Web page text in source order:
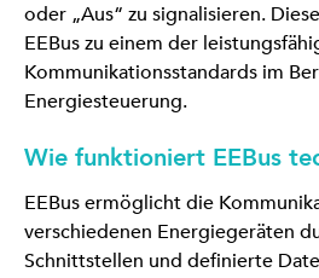
oder „Aus“ zu signalisieren.
EEBus zu einem der
Kommunikationsstandards im
Energiesteuerung.
Wie funktioniert EEBus
EEBus ermöglicht die
verschiedenen Energiegeräten
Schnittstellen und definierte